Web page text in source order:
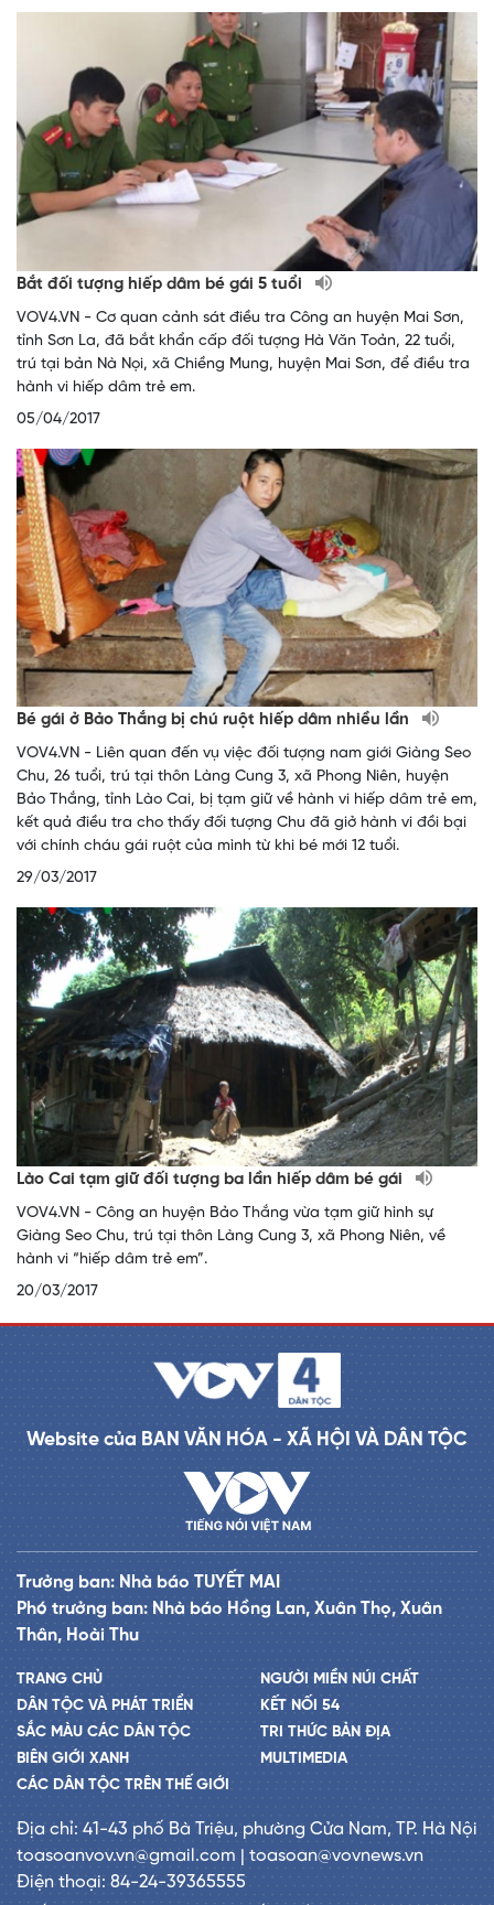
Bắt đối tượng hiếp dâm bé gái 5 tuổi
VOV4.VN - Cơ quan cảnh sát điều tra Công an huyện Mai Sơn,
tỉnh Sơn La, đã bắt khẩn cấp đối tượng Hà Văn Toản, 22 tuổi,
trú tại bản Nà Nọi, xã Chiềng Mung, huyện Mai Sơn, để điều tra
hành vi hiếp dâm trẻ em.
05/04/2017
Bé gái ở Bảo Thắng bị chú ruột hiếp dâm nhiều lần
VOV4.VN - Liên quan đến vụ việc đối tượng nam giới Giàng Seo
Chu, 26 tuổi, trú tại thôn Làng Cung 3, xã Phong Niên, huyện
Bảo Thắng, tỉnh Lào Cai, bị tạm giữ về hành vi hiếp dâm trẻ em,
kết quả điều tra cho thấy đối tượng Chu đã giở hành vi đồi bại
với chính cháu gái ruột của mình từ khi bé mới 12 tuổi.
29/03/2017
Lào Cai tạm giữ đối tượng ba lần hiếp dâm bé gái
VOV4.VN - Công an huyện Bảo Thắng vừa tạm giữ hình sự
Giàng Seo Chu, trú tại thôn Làng Cung 3, xã Phong Niên, về
hành vi “hiếp dâm trẻ em”.
20/03/2017
Website của BAN VĂN HÓA - XÃ HỘI VÀ DÂN TỘC
Trưởng ban: Nhà báo TUYẾT MAI
Phó trưởng ban: Nhà báo Hồng Lan, Xuân Thọ, Xuân
Thân, Hoài Thu
TRANG CHỦ
DÂN TỘC VÀ PHÁT TRIỂN
SẮC MÀU CÁC DÂN TỘC
BIÊN GIỚI XANH
CÁC DÂN TỘC TRÊN THẾ GIỚI
NGƯỜI MIỀN NÚI CHẤT
KẾT NỐI 54
TRI THỨC BẢN ĐỊA
MULTIMEDIA
Địa chỉ: 41-43 phố Bà Triệu, phường Cửa Nam, TP. Hà Nội
toasoanvov.vn@gmail.com | toasoan@vovnews.vn
Điện thoại: 84-24-39365555